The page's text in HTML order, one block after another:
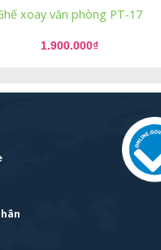
xoay văn phòng PT-17
1.900.000₫